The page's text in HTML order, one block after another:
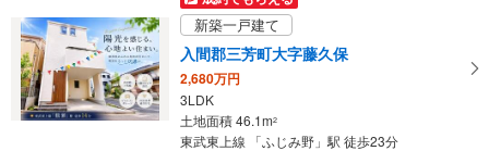
・ＡＥＤ
け
取
る
・
条
新築一戸建て
入間郡三芳町大字藤久保
2,680万円
3LDK
土地面積 46.1m2
東武東上線 「ふじみ野」駅 徒歩23分